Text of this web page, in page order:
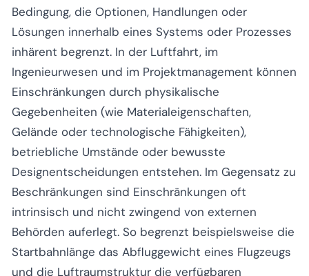
Bedingung, die Optionen, Handlungen oder
Lösungen innerhalb eines Systems oder Prozesses
inhärent begrenzt. In der Luftfahrt, im
Ingenieurwesen und im Projektmanagement können
Einschränkungen durch physikalische
Gegebenheiten (wie Materialeigenschaften,
Gelände oder technologische Fähigkeiten),
betriebliche Umstände oder bewusste
Designentscheidungen entstehen. Im Gegensatz zu
Beschränkungen sind Einschränkungen oft
intrinsisch und nicht zwingend von externen
Behörden auferlegt. So begrenzt beispielsweise die
Startbahnlänge das Abfluggewicht eines Flugzeugs
und die Luftraumstruktur die verfügbaren